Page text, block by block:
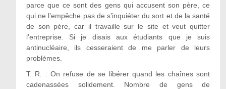
parce que ce sont des gens qui accusent son père, ce
qui ne l’empêche pas de s’inquiéter du sort et de la santé
de son père, car il travaille sur le site et veut quitter
l’entreprise. Si je disais aux étudiants que je suis
antinucléaire, ils cesseraient de me parler de leurs
problèmes.
T. R. : On refuse de se libérer quand les chaînes sont
cadenassées solidement. Nombre de gens de